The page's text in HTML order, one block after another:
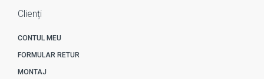
Clienți
CONTUL MEU
FORMULAR RETUR
MONTAJ